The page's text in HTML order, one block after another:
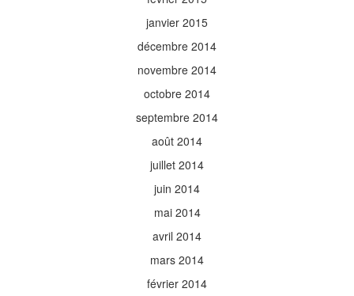
janvier 2015
décembre 2014
novembre 2014
octobre 2014
septembre 2014
août 2014
juillet 2014
juin 2014
mai 2014
avril 2014
mars 2014
février 2014